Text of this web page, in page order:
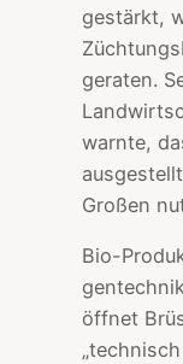
gestärkt,
geraten.
warnte,
Großen
Bio-
öffnet